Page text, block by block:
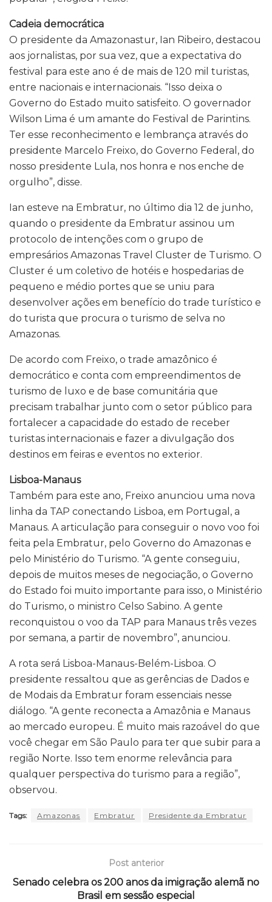
Cadeia democrática
O presidente da Amazonastur, Ian Ribeiro, destacou
aos jornalistas, por sua vez, que a expectativa do
festival para este ano é de mais de 120 mil turistas,
entre nacionais e internacionais. “Isso deixa o
Governo do Estado muito satisfeito. O governador
Wilson Lima é um amante do Festival de Parintins.
Ter esse reconhecimento e lembrança através do
presidente Marcelo Freixo, do Governo Federal, do
nosso presidente Lula, nos honra e nos enche de
orgulho”, disse.
Ian esteve na Embratur, no último dia 12 de junho,
quando o presidente da Embratur assinou um
protocolo de intenções com o grupo de
empresários Amazonas Travel Cluster de Turismo. O
Cluster é um coletivo de hotéis e hospedarias de
pequeno e médio portes que se uniu para
desenvolver ações em benefício do trade turístico e
do turista que procura o turismo de selva no
Amazonas.
De acordo com Freixo, o trade amazônico é
democrático e conta com empreendimentos de
turismo de luxo e de base comunitária que
precisam trabalhar junto com o setor público para
fortalecer a capacidade do estado de receber
turistas internacionais e fazer a divulgação dos
destinos em feiras e eventos no exterior.
Lisboa-Manaus
Também para este ano, Freixo anunciou uma nova
linha da TAP conectando Lisboa, em Portugal, a
Manaus. A articulação para conseguir o novo voo foi
feita pela Embratur, pelo Governo do Amazonas e
pelo Ministério do Turismo. “A gente conseguiu,
depois de muitos meses de negociação, o Governo
do Estado foi muito importante para isso, o Ministério
do Turismo, o ministro Celso Sabino. A gente
reconquistou o voo da TAP para Manaus três vezes
por semana, a partir de novembro”, anunciou.
A rota será Lisboa-Manaus-Belém-Lisboa. O
presidente ressaltou que as gerências de Dados e
de Modais da Embratur foram essenciais nesse
diálogo. “A gente reconecta a Amazônia e Manaus
ao mercado europeu. É muito mais razoável do que
você chegar em São Paulo para ter que subir para a
região Norte. Isso tem enorme relevância para
qualquer perspectiva do turismo para a região”,
observou.
Tags: Amazonas Embratur Presidente da Embratur
Post anterior
Senado celebra os 200 anos da imigração alemã no
Brasil em sessão especial